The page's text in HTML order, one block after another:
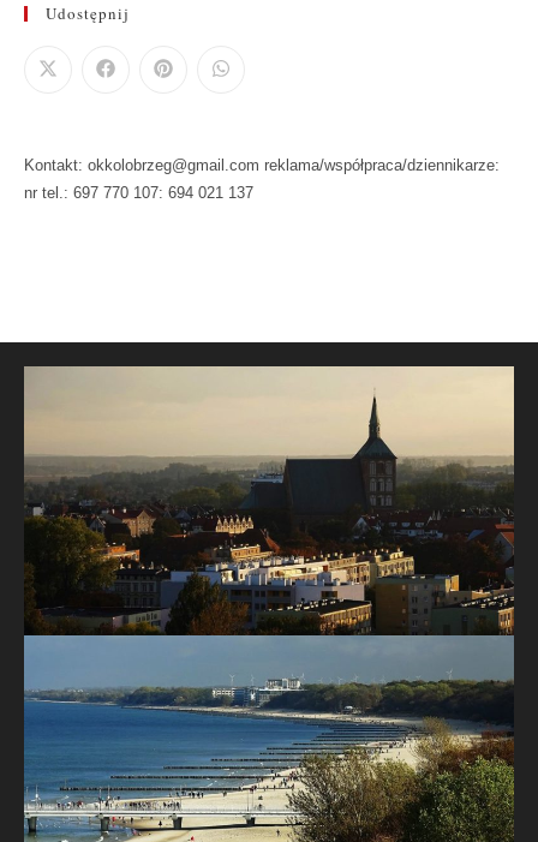
Udostępnij
Kontakt: okkolobrzeg@gmail.com reklama/współpraca/dziennikarze:
nr tel.: 697 770 107: 694 021 137